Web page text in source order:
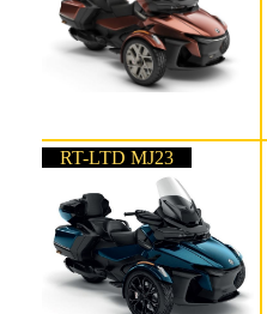
RT-LTD MJ23